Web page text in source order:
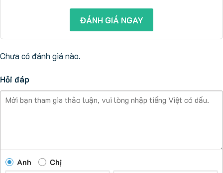
ĐÁNH GIÁ NGAY
Chưa có đánh giá nào.
Hỏi đáp
Anh Chị